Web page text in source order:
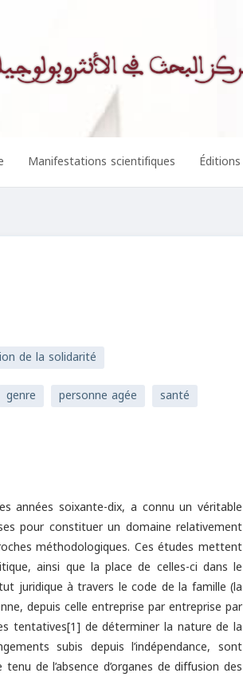
Manifestations scientifiques Éditions
de la solidarité
genre personne agée
santé
années soixante-dix, a connu un véritable
pour constituer un domaine relativement
méthodologiques. Ces études mettent
ainsi que la place de celles-ci dans le
juridique à travers le code de la famille (la
depuis celle entreprise par entreprise par
tentatives[1] de déterminer la nature de la
subis depuis l’indépendance, sont
de l’absence d’organes de diffusion des